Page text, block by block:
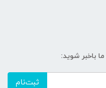
باخبر شوید:
ثبت‌نام